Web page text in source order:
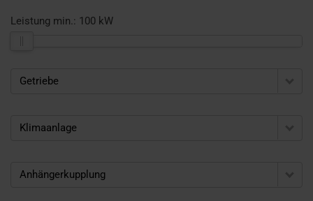
Leistung min.: 100 kW
Getriebe
Klimaanlage
Anhängerkupplung